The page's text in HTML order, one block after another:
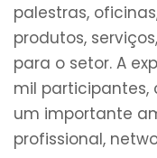
palestras,
produtos,
para o setor. A
mil participantes,
um importante
profissional,